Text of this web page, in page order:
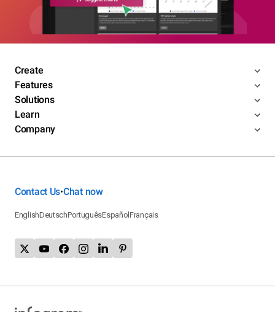
Create
Features
Solutions
Learn
Company
Contact Us•Chat now
EnglishDeutschPortuguêsEspañolFrançais